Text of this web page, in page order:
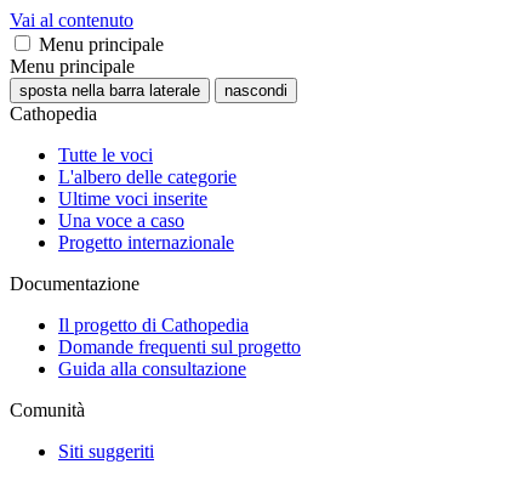
Vai al contenuto
Menu principale
Menu principale
sposta nella barra laterale nascondi
Cathopedia
Tutte le voci
L'albero delle categorie
Ultime voci inserite
Una voce a caso
Progetto internazionale
Documentazione
Il progetto di Cathopedia
Domande frequenti sul progetto
Guida alla consultazione
Comunità
Siti suggeriti